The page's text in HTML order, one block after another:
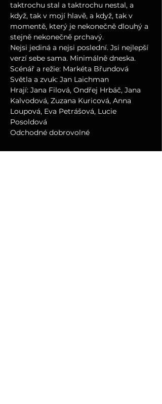
taktrochu stal a taktrochu nestal, a
když, tak v mojí hlavě, a když, tak v
momentě, který je nekonečně dlouhý a
stejně nekonečně prchavý.
Nejsi jediná a nejsi poslední. Jsi nejlepší
verzí sebe sama. Minimálně dneska.
Scénář a režie: Markéta Břundová
Světla a zvuk: Jan Laichman
Hrají: Jana Filová, Ondřej Hrbáč, Jana
Kalvodová, Zuzana Kuricová, Anna
Loupová, Eva Petrášová, Lucie
Posoldová
Odchodné dobrovolné